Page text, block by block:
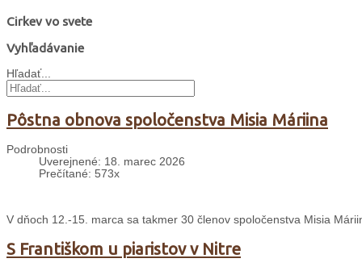
Cirkev vo svete
Vyhľadávanie
Hľadať...
Pôstna obnova spoločenstva Misia Máriina
Podrobnosti
Uverejnené: 18. marec 2026
Prečítané: 573x
V dňoch 12.-15. marca sa takmer 30 členov spoločenstva Misia
S Františkom u piaristov v Nitre